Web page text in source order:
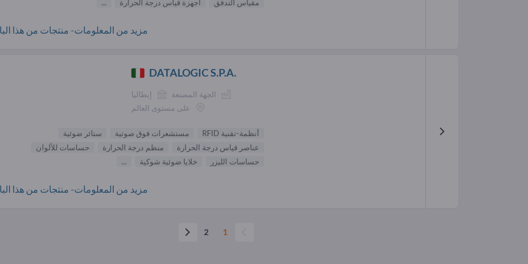
مقياس التدفق
أجهزة قياس درجة الحرارة ...
مزيد من المعلومات- منتجات من هذا
DATALOGIC S.P.A.
الجهة المصنعة
إيطاليا
على مستوى العالم
أنظمة-تقنية RFID مستشعرات فوق صوتية
ستائر ضوئية
عناصر قياس درجة الحرارة
منظم درجة الحرارة
حساسات للألوان
حساسات الليزر
خلايا ضوئية شوكية ...
مزيد من المعلومات- منتجات من هذا
1
2